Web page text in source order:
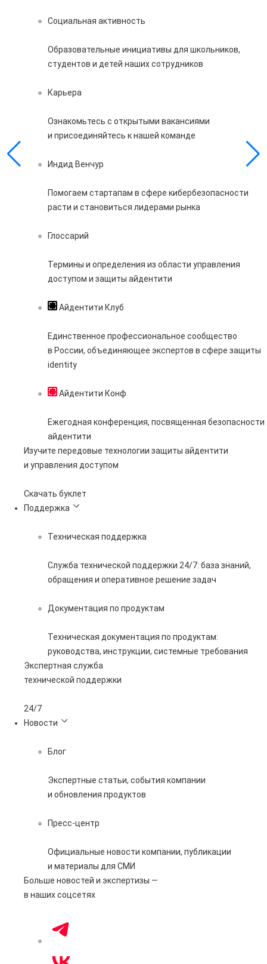
Социальная активность
Образовательные инициативы для школьников,
студентов и детей наших сотрудников
Карьера
Ознакомьтесь с открытыми вакансиями
и присоединяйтесь к нашей команде
Индид Венчур
Помогаем стартапам в сфере кибербезопасности
расти и становиться лидерами рынка
Глоссарий
Термины и определения из области управления
доступом и защиты айдентити
Айдентити Клуб
Единственное профессиональное сообщество
в России, объединяющее экспертов в сфере защиты
identity
Айдентити Конф
Ежегодная конференция, посвященная безопасности
айдентити
Изучите передовые технологии защиты айдентити
и управления доступом
Скачать буклет
Поддержка
Техническая поддержка
Служба технической поддержки 24/7: база знаний,
обращения и оперативное решение задач
Документация по продуктам
Техническая документация по продуктам:
руководства, инструкции, системные требования
Экспертная служба
технической поддержки
24/7
Новости
Блог
Экспертные статьи, события компании
и обновления продуктов
Пресс-центр
Официальные новости компании, публикации
и материалы для СМИ
Больше новостей и экспертизы —
в наших соцсетях